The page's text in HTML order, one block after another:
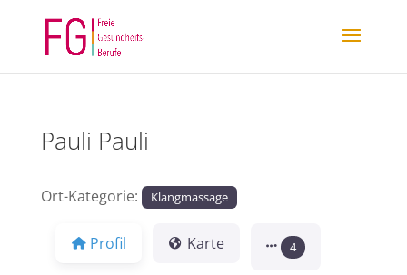
Pauli Pauli
Ort-Kategorie: Klangmassage
Profil Karte 4